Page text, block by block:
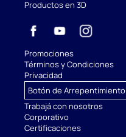
Productos en 3D
Promociones
Términos y Condiciones
Privacidad
Botón de Arrepentimiento
Trabajá con nosotros
Corporativo
Certificaciones